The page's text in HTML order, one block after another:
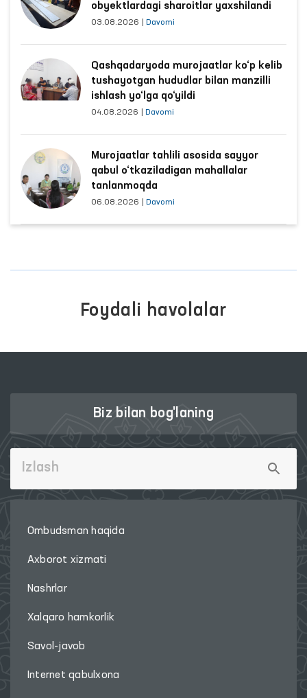
obyektlardagi sharoitlar yaxshilandi
03.08.2026 Davomi
Qashqadaryoda murojaatlar ko‘p kelib
tushayotgan hududlar bilan manzilli
ishlash yo‘lga qo‘yildi
04.08.2026 Davomi
Murojaatlar tahlili asosida sayyor
qabul o‘tkaziladigan mahallalar
tanlanmoqda
06.08.2026 Davomi
Foydali havolalar
Biz bilan bog'laning
Ombudsman haqida
Axborot xizmati
Nashrlar
Xalqaro hamkorlik
Savol-javob
Internet qabulxona